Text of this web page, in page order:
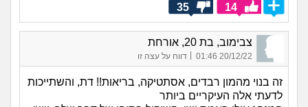
14
35
צבימוב, בת 20, אורחת
20/12/22 01:46
| דווח על עצה זו
זה בנוי מהמון רבדים, אסתטיקה, בריאות!! דת, והשתייכות
לדעתי אלה העיקריים ביותר